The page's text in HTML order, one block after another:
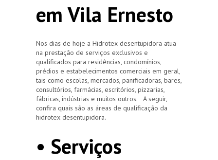
em Vila Ernesto
Nos dias de hoje a Hidrotex desentupidora atua
na prestação de serviços exclusivos e
qualificados para residências, condomínios,
prédios e estabelecimentos comerciais em geral,
tais como escolas, mercados, panificadoras, bares,
consultórios, farmácias, escritórios, pizzarias,
fábricas, indústrias e muitos outros. A seguir,
confira quais são as áreas de qualificação da
hidrotex desentupidora.
• Serviços